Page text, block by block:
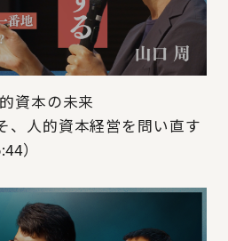
資本の未来
、人的資本経営を問い直す
）